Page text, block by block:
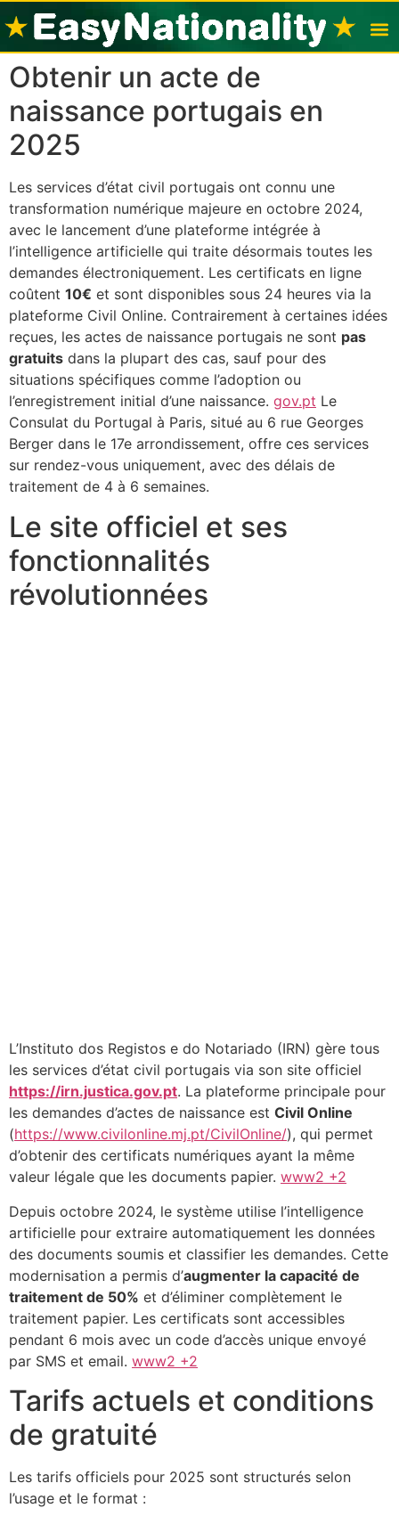
Obtenir un acte de
naissance portugais en
2025
Les services d’état civil portugais ont connu une
transformation numérique majeure en octobre 2024,
avec le lancement d’une plateforme intégrée à
l’intelligence artificielle qui traite désormais toutes les
demandes électroniquement. Les certificats en ligne
coûtent 10€ et sont disponibles sous 24 heures via la
plateforme Civil Online. Contrairement à certaines idées
reçues, les actes de naissance portugais ne sont pas
gratuits dans la plupart des cas, sauf pour des
situations spécifiques comme l’adoption ou
l’enregistrement initial d’une naissance. gov.pt Le
Consulat du Portugal à Paris, situé au 6 rue Georges
Berger dans le 17e arrondissement, offre ces services
sur rendez-vous uniquement, avec des délais de
traitement de 4 à 6 semaines.
Le site officiel et ses
fonctionnalités
révolutionnées
L’Instituto dos Registos e do Notariado (IRN) gère tous
les services d’état civil portugais via son site officiel
https://irn.justica.gov.pt. La plateforme principale pour
les demandes d’actes de naissance est Civil Online
(https://www.civilonline.mj.pt/CivilOnline/), qui permet
d’obtenir des certificats numériques ayant la même
valeur légale que les documents papier. www2 +2
Depuis octobre 2024, le système utilise l’intelligence
artificielle pour extraire automatiquement les données
des documents soumis et classifier les demandes. Cette
modernisation a permis d’augmenter la capacité de
traitement de 50% et d’éliminer complètement le
traitement papier. Les certificats sont accessibles
pendant 6 mois avec un code d’accès unique envoyé
par SMS et email. www2 +2
Tarifs actuels et conditions
de gratuité
Les tarifs officiels pour 2025 sont structurés selon
l’usage et le format :